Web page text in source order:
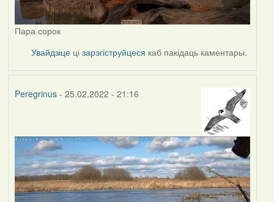
Пара сорок
Увайдзіце цізарэгіструйцеся каб пакідаць каментары.
Peregrinus- 25.02.2022 - 21:16